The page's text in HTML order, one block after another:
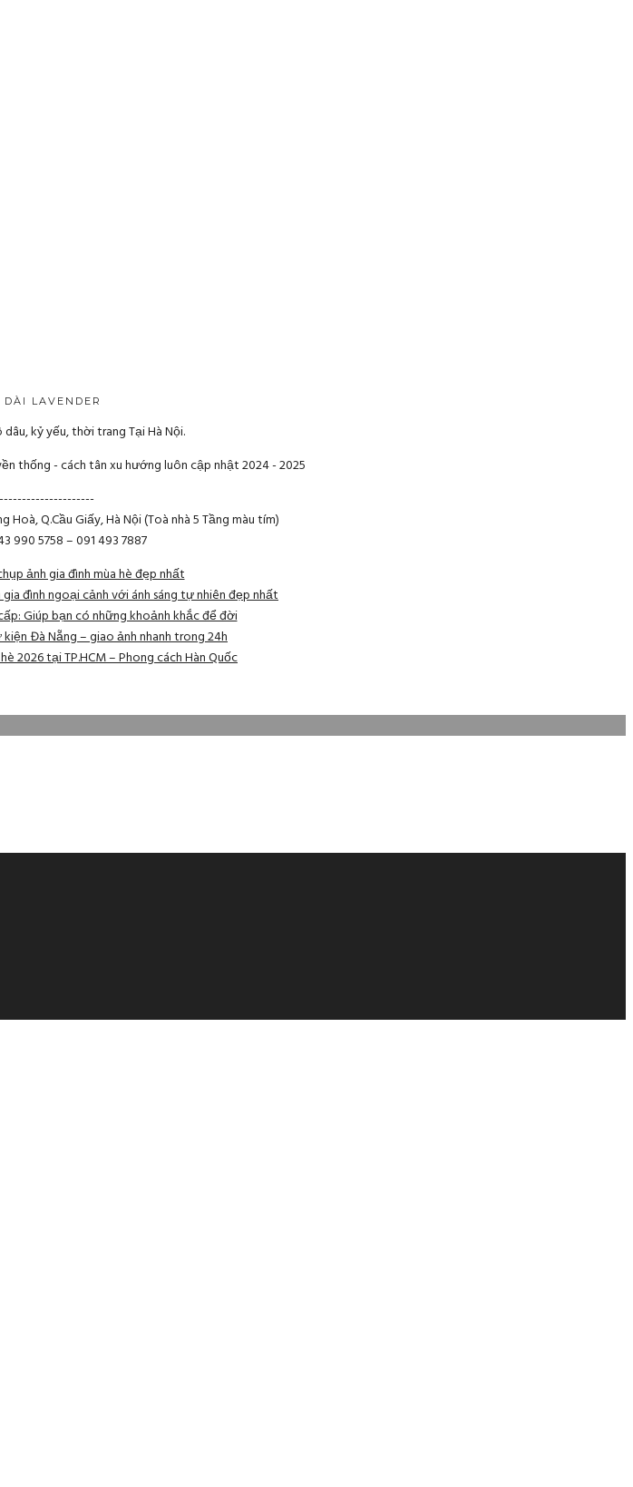
DÀI LAVENDER
kỷ yếu, thời trang Tại Hà Nội.
thống - cách tân xu hướng luôn cập nhật 2024 - 2025
Hoà, Q.Cầu Giấy, Hà Nội (Toà nhà 5 Tầng màu tím)
990 5758 – 091 493 7887
ảnh gia đình mùa hè đẹp nhất
đình ngoại cảnh với ánh sáng tự nhiên đẹp nhất
Giúp bạn có những khoảnh khắc để đời
kiện Đà Nẵng – giao ảnh nhanh trong 24h
2026 tại TP.HCM – Phong cách Hàn Quốc